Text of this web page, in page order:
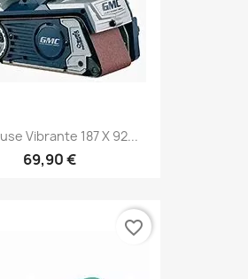
Vibrante 187 X 92...
69,90 €
favorite_border